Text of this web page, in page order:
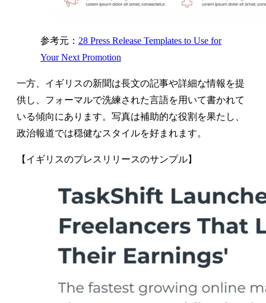
参考元： 28 Press Release Templates to Use for
Your Next Promotion
一方、イギリスの新聞は長文の記事や詳細な情報を提
供し、フォーマルで洗練された言語を用いて書かれて
いる傾向にあります。写真は補助的な役割を果たし、
政治報道では穏健なスタイルを好まれます。
【イギリスのプレスリリースのサンプル】